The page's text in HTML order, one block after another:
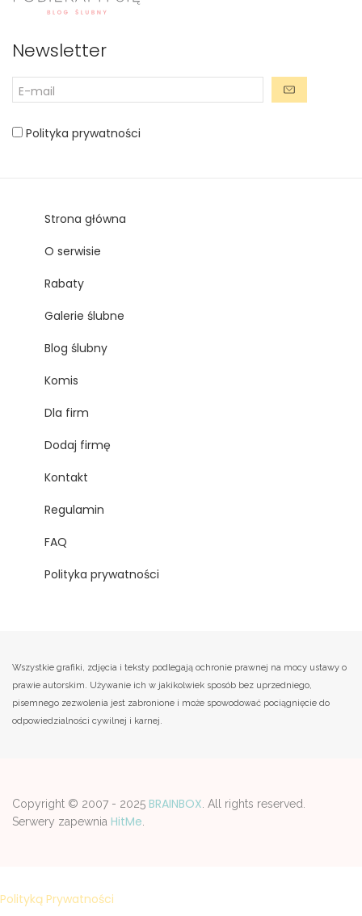
Newsletter
Polityka prywatności
Strona główna
O serwisie
Rabaty
Galerie ślubne
Blog ślubny
Komis
Dla firm
Dodaj firmę
Kontakt
Regulamin
FAQ
Polityka prywatności
Wszystkie grafiki, zdjęcia i teksty podlegają ochronie prawnej na mocy ustawy o
prawie autorskim. Używanie ich w jakikolwiek sposób bez uprzedniego,
pisemnego zezwolenia jest zabronione i może spowodować pociągnięcie do
odpowiedzialności cywilnej i karnej.
Copyright © 2007 - 2025 BRAINBOX. All rights reserved.
Serwery zapewnia HitMe.
Polityką Prywatności